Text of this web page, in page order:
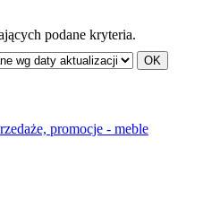
podane kryteria.